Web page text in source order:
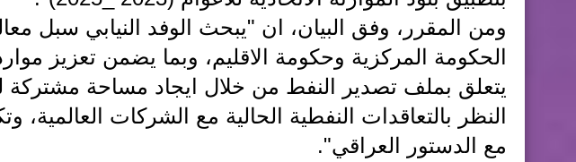
ومن المقرر، وفق البيان، ان "يبحث الوفد النيابي سبل
الحكومة المركزية وحكومة الاقليم، وبما يضمن تعزيز
يتعلق بملف تصدير النفط من خلال ايجاد مساحة مشتركة
النظر بالتعاقدات النفطية الحالية مع الشركات العالمية،
مع الدستور العراقي".